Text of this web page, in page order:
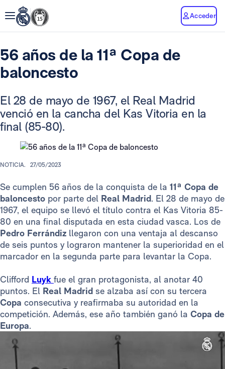
Acceder
56 años de la 11ª Copa de
baloncesto
El 28 de mayo de 1967, el Real Madrid
venció en la cancha del Kas Vitoria en la
final (85-80).
NOTICIA. 27/05/2023
Se cumplen 56 años de la conquista de la 11ª Copa de
baloncesto por parte del Real Madrid. El 28 de mayo de
1967, el equipo se llevó el título contra el Kas Vitoria 85-
80 en una final disputada en esta ciudad vasca. Los de
Pedro Ferrándiz llegaron con una ventaja al descanso
de seis puntos y lograron mantener la superioridad en el
marcador en la segunda parte para levantar la Copa.
Clifford Luyk fue el gran protagonista, al anotar 40
puntos. El Real Madrid se alzaba así con su tercera
Copa consecutiva y reafirmaba su autoridad en la
competición. Además, ese año también ganó la Copa de
Europa.